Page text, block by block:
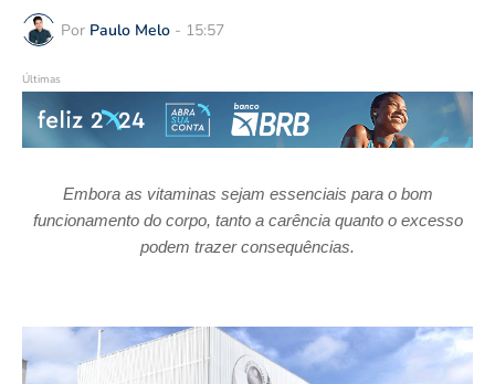
Por Paulo Melo - 15:57
Últimas
Embora as vitaminas sejam essenciais para o bom
funcionamento do corpo, tanto a carência quanto o excesso
podem trazer consequências.